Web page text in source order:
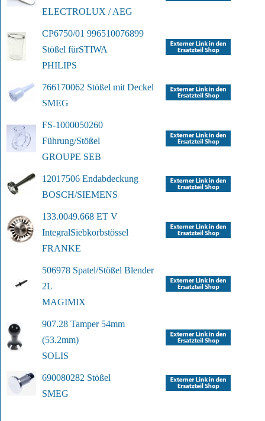
ELECTROLUX / AEG
CP6750/01 996510076899
Stößel fürSTIWA
PHILIPS
766170062 Stößel mit Deckel
SMEG
FS-1000050260
Führung/Stößel
GROUPE SEB
12017506 Endabdeckung
BOSCH/SIEMENS
133.0049.668 ET V
IntegralSiebkorbstössel
FRANKE
506978 Spatel/Stößel Blender
2L
MAGIMIX
907.28 Tamper 54mm
(53.2mm)
SOLIS
690080282 Stößel
SMEG